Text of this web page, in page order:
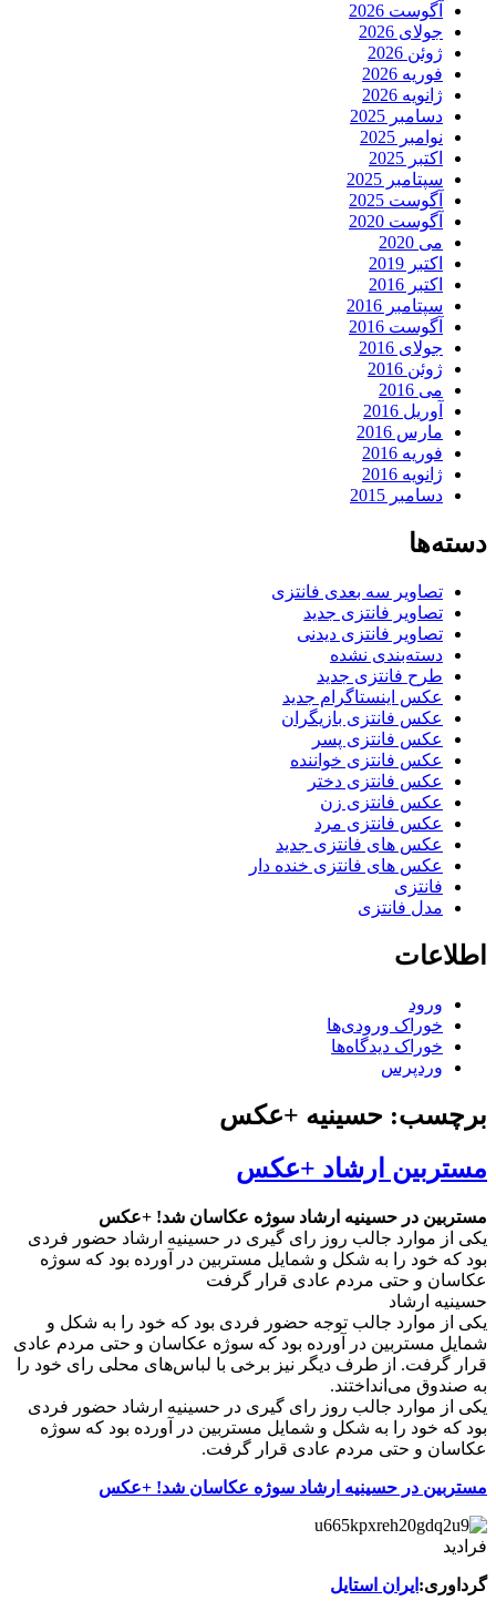
آگوست 2026
جولای 2026
ژوئن 2026
فوریه 2026
ژانویه 2026
دسامبر 2025
نوامبر 2025
اکتبر 2025
سپتامبر 2025
آگوست 2025
آگوست 2020
می 2020
اکتبر 2019
اکتبر 2016
سپتامبر 2016
آگوست 2016
جولای 2016
ژوئن 2016
می 2016
آوریل 2016
مارس 2016
فوریه 2016
ژانویه 2016
دسامبر 2015
دسته‌ها
تصاویر سه بعدی فانتزی
تصاویر فانتزی جدید
تصاویر فانتزی دیدنی
دسته‌بندی نشده
طرح فانتزی جدید
عکس اینستاگرام جدید
عکس فانتزی بازیگران
عکس فانتزی پسر
عکس فانتزی خواننده
عکس فانتزی دختر
عکس فانتزی زن
عکس فانتزی مرد
عکس های فانتزی جدید
عکس های فانتزی خنده دار
فانتزی
مدل فانتزی
اطلاعات
ورود
خوراک ورودی‌ها
خوراک دیدگاه‌ها
وردپرس
برچسب: حسینیه +عکس
مستربین ارشاد +عکس
مستربین در حسینیه ارشاد سوژه عکاسان شد! +عکس
یکی از موارد جالب روز رای گیری در حسینیه ارشاد حضور فردی
بود که خود را به شکل و شمایل مستربین در آورده بود که سوژه
عکاسان و حتی مردم عادی قرار گرفت
حسینیه ارشاد
یکی از موارد جالب توجه حضور فردی بود که خود را به شکل و
شمایل مستربین در آورده بود که سوژه عکاسان و حتی مردم عادی
قرار گرفت. از طرف دیگر نیز برخی با لباس‌های محلی رای خود را
به صندوق می‌انداختند.
یکی از موارد جالب روز رای گیری در حسینیه ارشاد حضور فردی
بود که خود را به شکل و شمایل مستربین در آورده بود که سوژه
عکاسان و حتی مردم عادی قرار گرفت.
مستربین در حسینیه ارشاد سوژه عکاسان شد! +عکس
فرادید
گرداوری: ایران استایل